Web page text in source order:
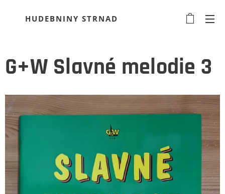
HUDEBNINY STRNAD
G+W Slavné melodie 3